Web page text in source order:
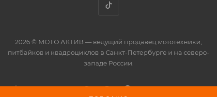
2026 © МОТО АКТИВ — ведущий продавец мототехники,
питбайков и квадроциклов в Санкт-Петербурге и на северо-
западе России.